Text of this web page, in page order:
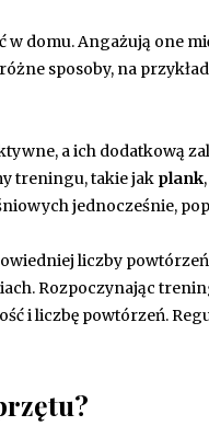
domu. Angażują one
sposoby, na
a ich dodatkową
treningu, takie jak plank
jednocześnie,
liczby
Rozpoczynając
i liczbę powtórzeń.